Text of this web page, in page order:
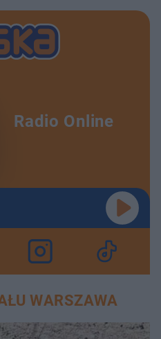
Radio Online
WARSZAWA